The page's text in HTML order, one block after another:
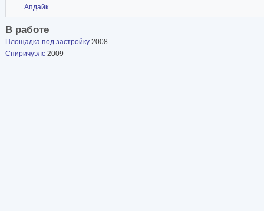
Апдайк
В работе
Площадка под застройку 2008
Спиричуэлс 2009